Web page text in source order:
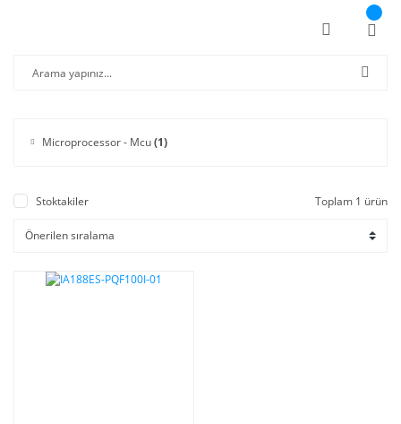
Microprocessor - Mcu(1)
Stoktakiler Toplam 1 ürün